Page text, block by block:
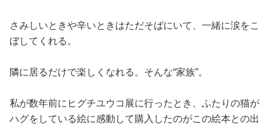
さみしいときや辛いときはただそばにいて、一緒に涙をこ
ぼしてくれる。
隣に居るだけで楽しくなれる。そんな“家族”。
私が数年前にヒグチユウコ展に行ったとき、ふたりの猫が
ハグをしている絵に感動して購入したのがこの絵本との出